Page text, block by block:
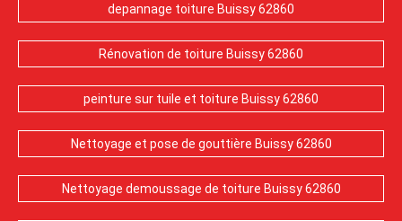
depannage toiture Buissy 62860
Rénovation de toiture Buissy 62860
peinture sur tuile et toiture Buissy 62860
Nettoyage et pose de gouttière Buissy 62860
Nettoyage demoussage de toiture Buissy 62860